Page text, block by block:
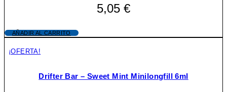
5,05 €
AÑADIR AL CARRITO
¡OFERTA!
Drifter Bar – Sweet Mint Minilongfill 6ml